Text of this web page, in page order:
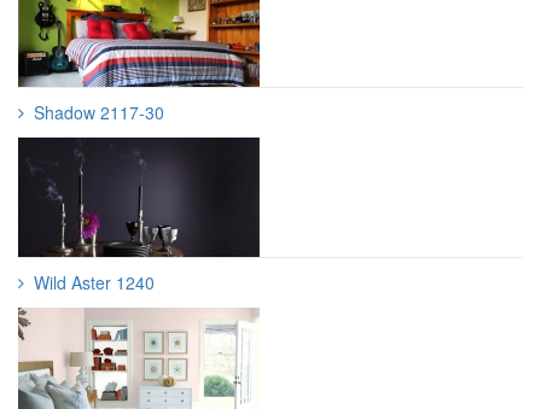
Shadow 2117-30
Wild Aster 1240